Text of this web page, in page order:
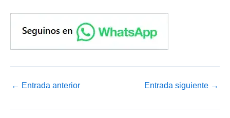
← Entrada anterior Entrada siguiente →